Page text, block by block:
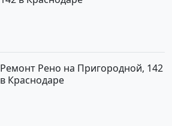
Ремонт Рено на Пригородной, 142
в Краснодаре